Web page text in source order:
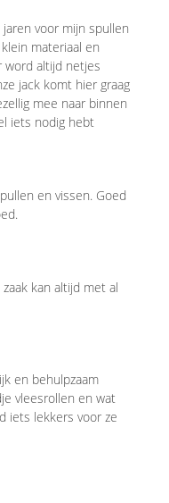
voor mijn spullen
materiaal en
word altijd netjes
jack komt hier graag
mee naar binnen
iets nodig hebt
en vissen. Goed
kan altijd met al
en behulpzaam
vleesrollen en wat
iets lekkers voor ze